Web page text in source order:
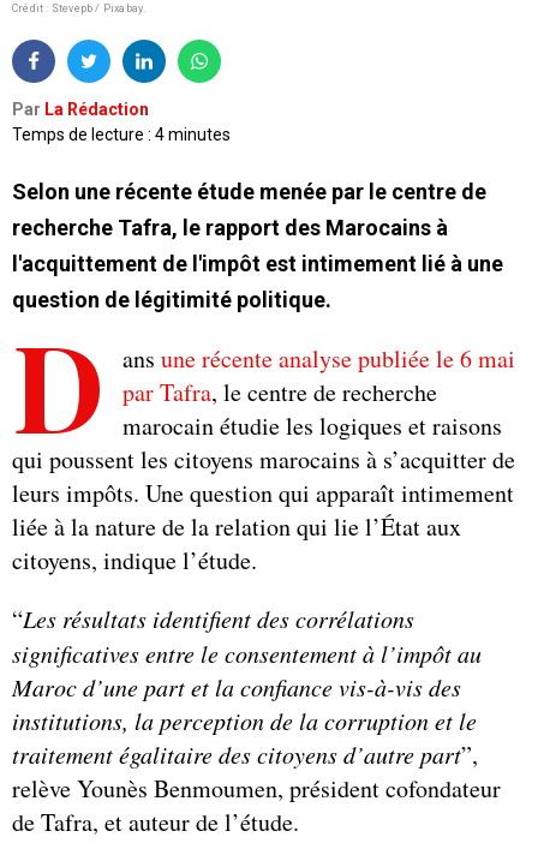
Crédit : Stevepb / Pixabay.
Par La Rédaction
Temps de lecture : 4 minutes
Selon une récente étude menée par le centre de
recherche Tafra, le rapport des Marocains à
l'acquittement de l'impôt est intimement lié à une
question de légitimité politique.
D ans une récente analyse publiée le 6 mai
par Tafra, le centre de recherche
marocain étudie les logiques et raisons
qui poussent les citoyens marocains à s’acquitter de
leurs impôts. Une question qui apparaît intimement
liée à la nature de la relation qui lie l’État aux
citoyens, indique l’étude.
“Les résultats identifient des corrélations
significatives entre le consentement à l’impôt au
Maroc d’une part et la confiance vis-à-vis des
institutions, la perception de la corruption et le
traitement égalitaire des citoyens d’autre part”,
relève Younès Benmoumen, président cofondateur
de Tafra, et auteur de l’étude.